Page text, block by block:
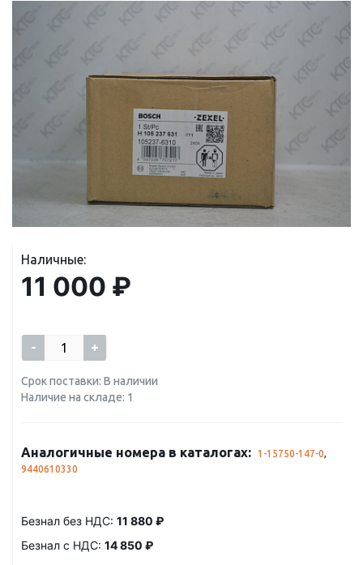
Наличные:
11 000 ₽
- +
Срок поставки: В наличии
Наличие на складе: 1
Аналогичные номера в каталогах: 1-15750-147-0,
9440610330
Безнал без НДС: 11 880 ₽
Безнал с НДС: 14 850 ₽